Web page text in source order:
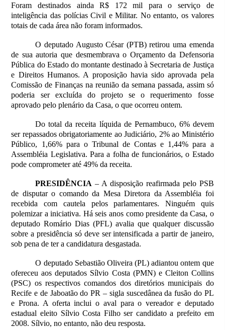
Foram destinados ainda R$ 172 mil para o serviço de
inteligência das polícias Civil e Militar. No entanto, os valores
totais de cada área não foram informados.
O deputado Augusto César (PTB) retirou uma emenda
de sua autoria que desmembrava o Orçamento da Defensoria
Pública do Estado do montante destinado à Secretaria de Justiça
e Direitos Humanos. A proposição havia sido aprovada pela
Comissão de Finanças na reunião da semana passada, assim só
poderia ser excluída do projeto se o requerimento fosse
aprovado pelo plenário da Casa, o que ocorreu ontem.
Do total da receita líquida de Pernambuco, 6% devem
ser repassados obrigatoriamente ao Judiciário, 2% ao Ministério
Público, 1,66% para o Tribunal de Contas e 1,44% para a
Assembléia Legislativa. Para a folha de funcionários, o Estado
pode comprometer até 49% da receita.
PRESIDÊNCIA – A disposição reafirmada pelo PSB
de disputar o comando da Mesa Diretora da Assembléia foi
recebida com cautela pelos parlamentares. Ninguém quis
polemizar a iniciativa. Há seis anos como presidente da Casa, o
deputado Romário Dias (PFL) avalia que qualquer discussão
sobre a presidência só deve ser intensificada a partir de janeiro,
sob pena de ter a candidatura desgastada.
O deputado Sebastião Oliveira (PL) adiantou ontem que
ofereceu aos deputados Sílvio Costa (PMN) e Cleiton Collins
(PSC) os respectivos comandos dos diretórios municipais do
Recife e de Jaboatão do PR – sigla suscedânea da fusão do PL
e Prona. A oferta inclui o aval para o vereador e deputado
estadual eleito Sílvio Costa Filho ser candidato a prefeito em
2008. Sílvio, no entanto, não deu resposta.